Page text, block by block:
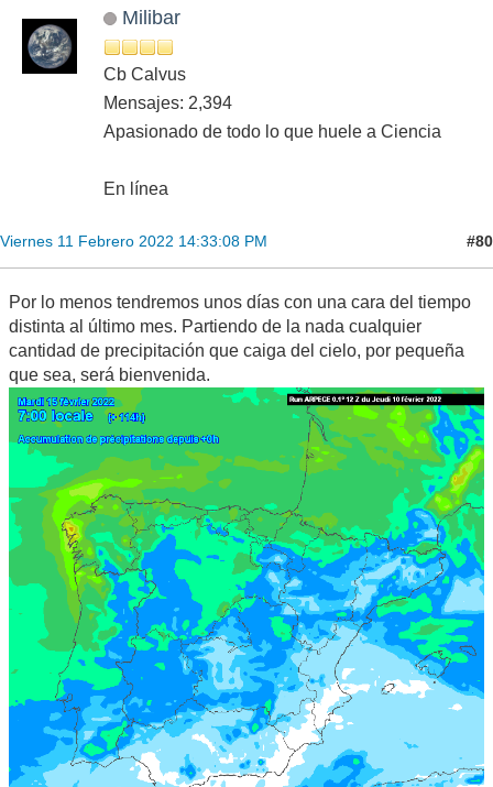
Milibar
Cb Calvus
Mensajes: 2,394
Apasionado de todo lo que huele a Ciencia
En línea
Viernes 11 Febrero 2022 14:33:08 PM #80
Por lo menos tendremos unos días con una cara del tiempo
distinta al último mes. Partiendo de la nada cualquier
cantidad de precipitación que caiga del cielo, por pequeña
que sea, será bienvenida.